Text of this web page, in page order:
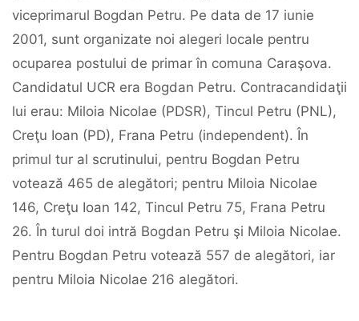
viceprimarul Bogdan Petru. Pe data de 17 iunie
2001, sunt organizate noi alegeri locale pentru
ocuparea postului de primar în comuna Caraşova.
Candidatul UCR era Bogdan Petru. Contracandidaţii
lui erau: Miloia Nicolae (PDSR), Tincul Petru (PNL),
Creţu Ioan (PD), Frana Petru (independent). În
primul tur al scrutinului, pentru Bogdan Petru
votează 465 de alegători; pentru Miloia Nicolae
146, Creţu Ioan 142, Tincul Petru 75, Frana Petru
26. În turul doi intră Bogdan Petru şi Miloia Nicolae.
Pentru Bogdan Petru votează 557 de alegători, iar
pentru Miloia Nicolae 216 alegători.